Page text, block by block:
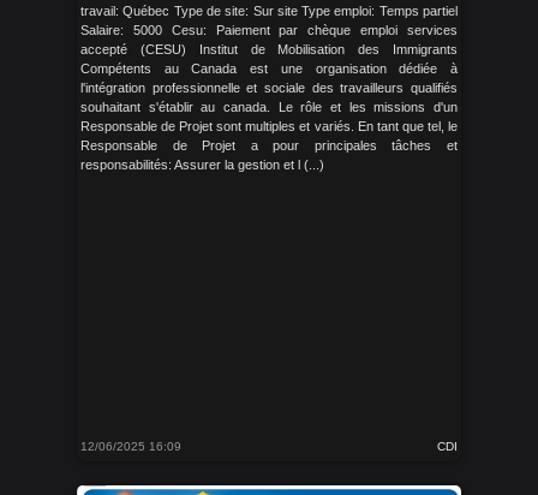
travail: Québec Type de site: Sur site Type emploi: Temps partiel
Salaire: 5000 Cesu: Paiement par chèque emploi services
accepté (CESU) Institut de Mobilisation des Immigrants
Compétents au Canada est une organisation dédiée à
l'intégration professionnelle et sociale des travailleurs qualifiés
souhaitant s'établir au canada. Le rôle et les missions d'un
Responsable de Projet sont multiples et variés. En tant que tel, le
Responsable de Projet a pour principales tâches et
responsabilités: Assurer la gestion et l (...)
12/06/2025 16:09 CDI